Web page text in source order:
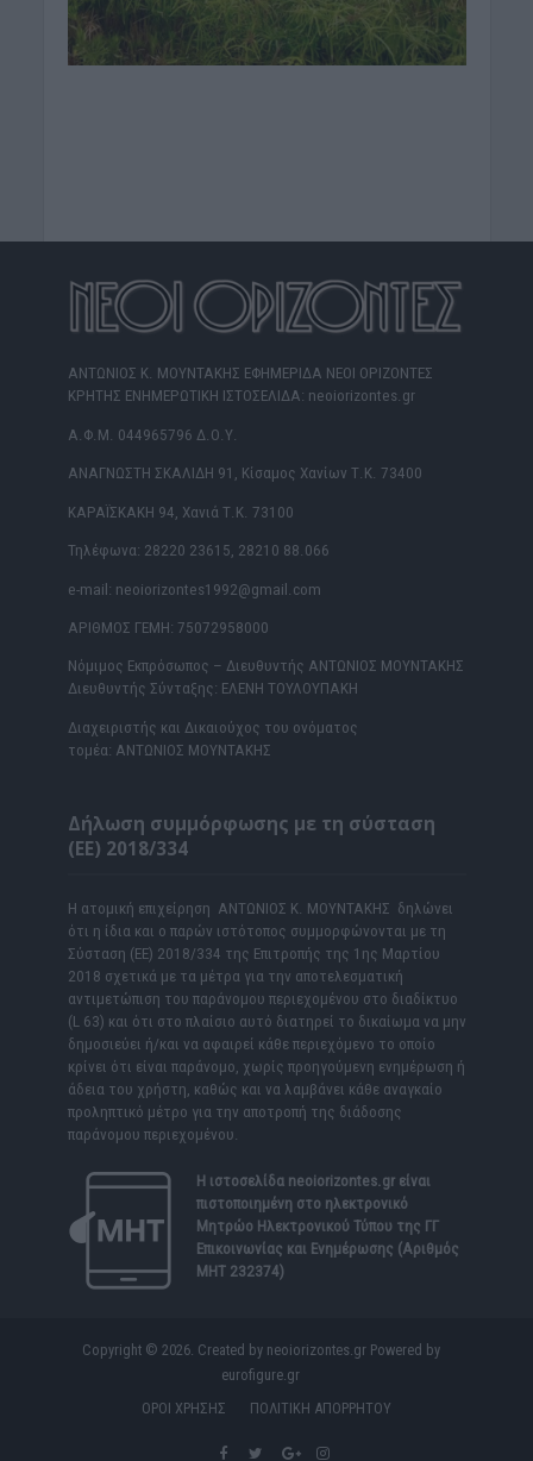
ΑΝΤΩΝΙΟΣ Κ. ΜΟΥΝΤΑΚΗΣ ΕΦΗΜΕΡΙΔΑ ΝΕΟΙ ΟΡΙΖΟΝΤΕΣ
ΚΡΗΤΗΣ ΕΝΗΜΕΡΩΤΙΚΗ ΙΣΤΟΣΕΛΙΔΑ: neoiorizontes.gr
Α.Φ.Μ. 044965796 Δ.Ο.Υ.
ΑΝΑΓΝΩΣΤΗ ΣΚΑΛΙΔΗ 91, Κίσαμος Χανίων Τ.Κ. 73400
ΚΑΡΑΪΣΚΑΚΗ 94, Χανιά Τ.Κ. 73100
Τηλέφωνα: 28220 23615, 28210 88.066
e-mail: neoiorizontes1992@gmail.com
ΑΡΙΘΜΟΣ ΓΕΜΗ: 75072958000
Νόμιμος Εκπρόσωπος – Διευθυντής ΑΝΤΩΝΙΟΣ ΜΟΥΝΤΑΚΗΣ
Διευθυντής Σύνταξης: ΕΛΕΝΗ ΤΟΥΛΟΥΠΑΚΗ
Διαχειριστής και Δικαιούχος του ονόματος
τομέα: ΑΝΤΩΝΙΟΣ ΜΟΥΝΤΑΚΗΣ
Δήλωση συμμόρφωσης με τη σύσταση
(ΕΕ) 2018/334
Η ατομική επιχείρηση ΑΝΤΩΝΙΟΣ Κ. ΜΟΥΝΤΑΚΗΣ δηλώνει
ότι η ίδια και ο παρών ιστότοπος συμμορφώνονται με τη
Σύσταση (ΕΕ) 2018/334 της Επιτροπής της 1ης Μαρτίου
2018 σχετικά με τα μέτρα για την αποτελεσματική
αντιμετώπιση του παράνομου περιεχομένου στο διαδίκτυο
(L 63) και ότι στο πλαίσιο αυτό διατηρεί το δικαίωμα να μην
δημοσιεύει ή/και να αφαιρεί κάθε περιεχόμενο το οποίο
κρίνει ότι είναι παράνομο, χωρίς προηγούμενη ενημέρωση ή
άδεια του χρήστη, καθώς και να λαμβάνει κάθε αναγκαίο
προληπτικό μέτρο για την αποτροπή της διάδοσης
παράνομου περιεχομένου.
Η ιστοσελίδα neoiorizontes.grείναι
πιστοποιημένη στο ηλεκτρονικό
Μητρώο Ηλεκτρονικού Τύπου της ΓΓ
Επικοινωνίας και Ενημέρωσης (Αριθμός
ΜΗΤ 232374)
Copyright © 2026. Created by neoiorizontes.gr Powered by
eurofigure.gr
ΟΡΟΙ ΧΡΗΣΗΣ
ΠΟΛΙΤΙΚΗ ΑΠΟΡΡΗΤΟΥ